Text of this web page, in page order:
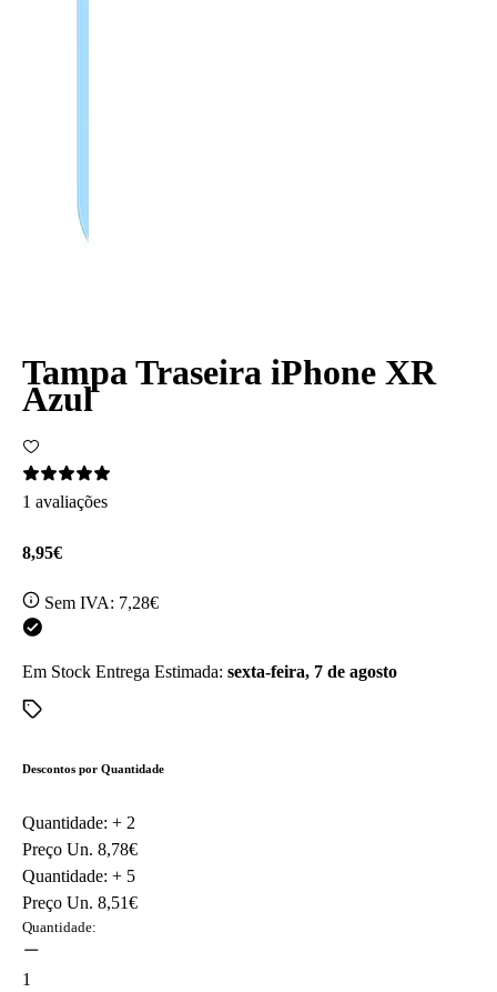
Tampa Traseira iPhone XR
Azul
1 avaliações
8,95€
Sem IVA: 7,28€
Em Stock Entrega Estimada: sexta-feira, 7 de agosto
Descontos por Quantidade
Quantidade: + 2
Preço Un. 8,78€
Quantidade: + 5
Preço Un. 8,51€
Quantidade:
1